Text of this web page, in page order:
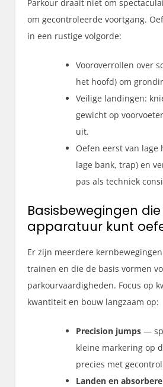
Parkour draait niet om
om gecontroleerde voortgang.
in een rustige volgorde:
Vooroverrollen over
het hoofd) om
Veilige landingen:
gewicht op
uit.
Oefen eerst van lage
lage bank, trap) en
pas als techniek
Basisbewegingen
apparatuur kunt
Er zijn meerdere
trainen en die de basis vormen
parkourvaardigheden. Focus op
kwantiteit en bouw langzaam op:
Precision jumps —
kleine markering op
precies met
Landen en